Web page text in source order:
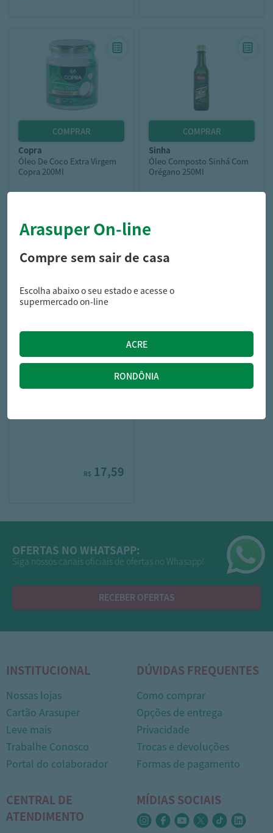
copra
Óleo De Coco Extra Virgem
Copra 200Ml
R$ 22,99
sinha
Óleo Composto Sinhá Com
Orégano 250Ml
R$ 17,59
OFERTAS NO WHATSAPP:
Siga nossos canais oficiais de ofertas no Whasapp!
RECEBER OFERTAS
INSTITUCIONAL
Nossas lojas
Cartão Arasuper
Leve mais
Trabalhe Conosco
Portal do colaborador
DÚVIDAS FREQUENTES
Como comprar
Opções de entrega
Privacidade
Trocas e devoluções
Formas de pagamento
CENTRAL DE
ATENDIMENTO
MÍDIAS SOCIAIS
Arasuper On-line
Compre sem sair de casa
Escolha abaixo o seu estado e acesse o
supermercado on-line